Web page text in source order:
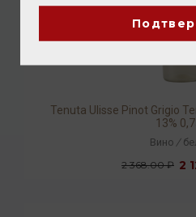
Tenuta Ulisse Pinot Grigio
13%
Вино /
2 368.00 ₽ 2